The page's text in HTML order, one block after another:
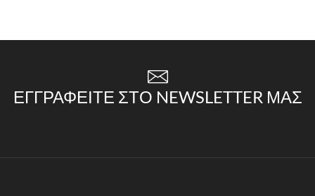
ΕΓΓΡΑΦΕΊΤΕ ΣΤΟ NEWSLETTER ΜΑΣ